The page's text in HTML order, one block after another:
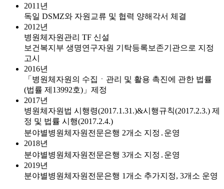
2011년
독일 DSMZ와 자원교류 및 협력 양해각서 체결
2012년
병원체자원관리 TF 신설
보건복지부 생명연구자원 기탁등록보존기관으로 지정
고시
2016년
「병원체자원의 수집ㆍ관리 및 활용 촉진에 관한 법률
(법률 제13992호)」제정
2017년
병원체자원법 시행령(2017.1.31.)&시행규칙(2017.2.3.) 제
정 및 법률 시행(2017.2.4.)
분야별병원체자원전문은행 2개소 지정․운영
2018년
분야별병원체자원전문은행 3개소 지정․운영
2019년
분야별병원체자원전문은행 1개소 추가지정, 3개소 운영